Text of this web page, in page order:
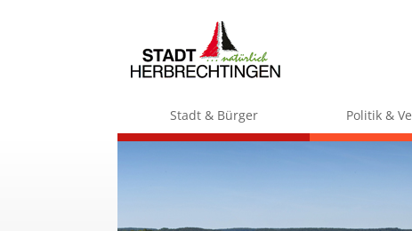
Stadt & Bürger Politik &